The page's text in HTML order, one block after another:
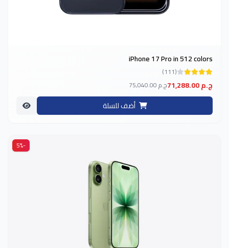
iPhone 17 Pro in 512 colors
(111)
71,288.00 ج.م 75,040.00 ج.م
أضف للسلة
-5%